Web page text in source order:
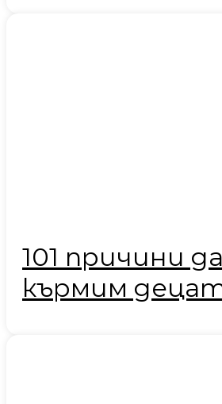
101 причини да
кърмим